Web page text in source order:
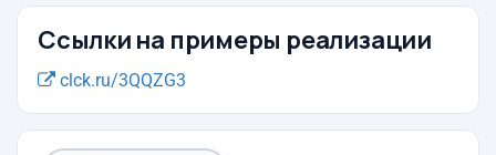
Ссылки на примеры реализации
clck.ru/3QQZG3